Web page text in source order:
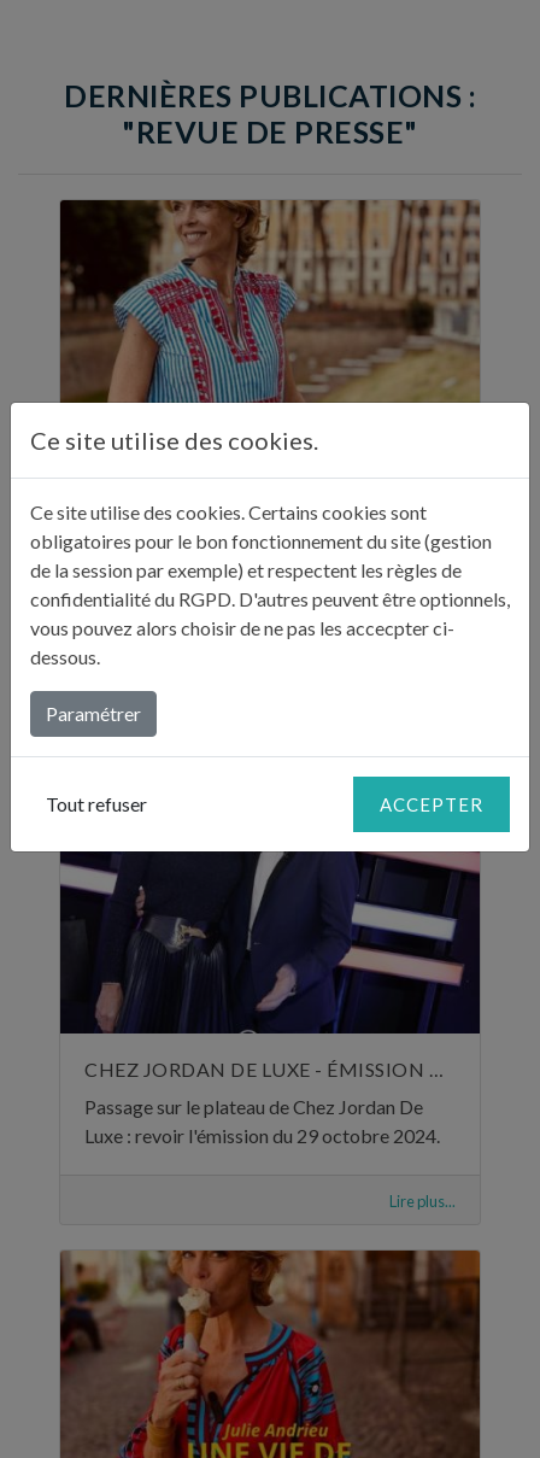
DERNIÈRES PUBLICATIONS :
"REVUE DE PRESSE"
"Sur ses réseaux, Julie Andrieu nous emmène
en Italie pendant cinq semaines à la
découverte de différentes villes. Entre
adresses culturelles, musées, ...
Passage sur le plateau de Chez Jordan De
Luxe : revoir l'émission du 29 octobre 2024.
Lire plus...
Ce site utilise des cookies.
Ce site utilise des cookies. Certains cookies sont
obligatoires pour le bon fonctionnement du site (gestion
de la session par exemple) et respectent les règles de
confidentialité du RGPD. D'autres peuvent être optionnels,
vous pouvez alors choisir de ne pas les accecpter ci-
dessous.
Paramétrer
Tout refuser ACCEPTER